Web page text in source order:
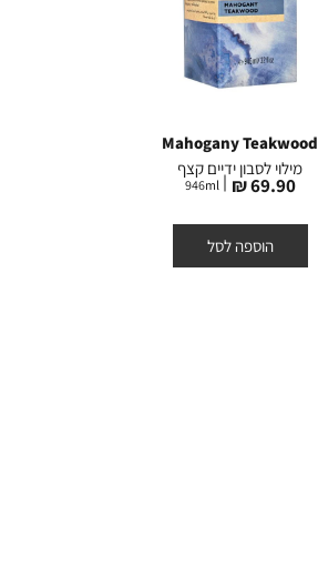
Mahogany Teakwood
מילוי לסבון ידיים קצף
מחיר
69.90 ₪
946ml
הוספה לסל